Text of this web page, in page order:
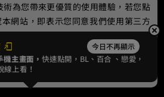
Digital Entertainment Co., Ltd.
今日不再顯示
機主畫面，快速點開，BL、 百合 、戀愛，
上看！
術為您帶來更優質的使用體驗，若您點
網站，即表示您同意我們使用第三方
請見隱私權政策。
我同意